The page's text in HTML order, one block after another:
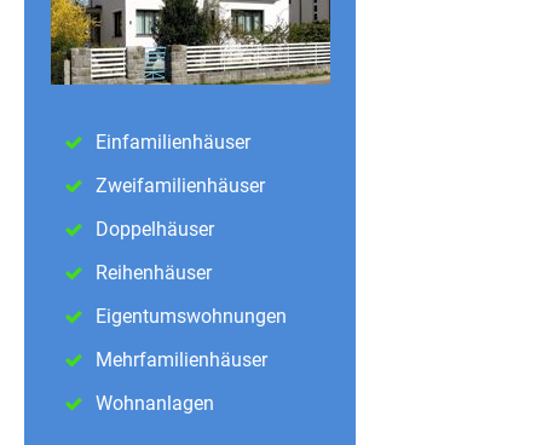
Einfamilienhäuser
Zweifamilienhäuser
Doppelhäuser
Reihenhäuser
Eigentumswohnungen
Mehrfamilienhäuser
Wohnanlagen